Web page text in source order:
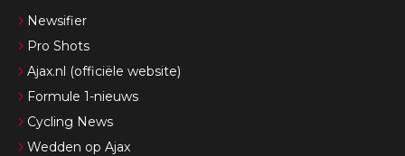
Newsifier
Pro Shots
Ajax.nl (officiële website)
Formule 1-nieuws
Cycling News
Wedden op Ajax